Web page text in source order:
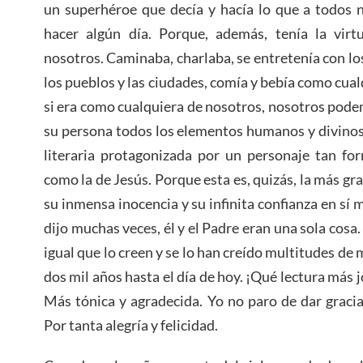
un superhéroe que decía y hacía lo que a todos
hacer algún día. Porque, además, tenía la
nosotros. Caminaba, charlaba, se entretenía con
los pueblos y las ciudades, comía y bebía como
si era como cualquiera de nosotros, nosotros
su persona todos los elementos humanos y
literaria protagonizada por un personaje tan
como la de Jesús. Porque esta es, quizás, la más
su inmensa inocencia y su infinita confianza en sí
dijo muchas veces, él y el Padre eran una sola
igual que lo creen y se lo han creído multitudes de
dos mil años hasta el día de hoy. ¡Qué lectura
Más tónica y agradecida. Yo no paro de dar
Por tanta alegría y felicidad.